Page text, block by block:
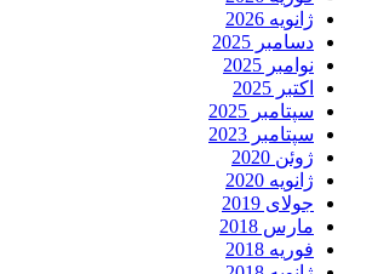
ژانویه 2026
دسامبر 2025
نوامبر 2025
اکتبر 2025
سپتامبر 2025
سپتامبر 2023
ژوئن 2020
ژانویه 2020
جولای 2019
مارس 2018
فوریه 2018